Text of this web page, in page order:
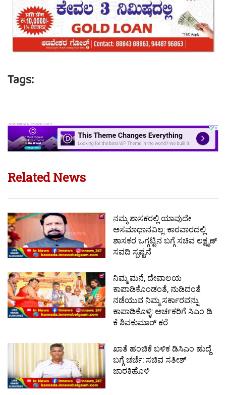
Tags:
Related News
ನಮ್ಮ ಶಾಸಕರಲ್ಲಿ ಯಾವುದೇ
ಅಸಮಾಧಾನವಿಲ್ಲ: ಕಾರವಾರದಲ್ಲಿ
ಶಾಸಕರ ಒಗ್ಗಟ್ಟಿನ ಬಗ್ಗೆ ಸಚಿವ ಲಕ್ಷ್ಮಣ್
ಸವದಿ ಸ್ಪಷ್ಟನೆ
ನಿಮ್ಮ ಮನೆ, ದೇವಾಲಯ
ಕಾಪಾಡಿಕೊಂಡಂತೆ, ನುಡಿದಂತೆ
ನಡೆಯುವ ನಿಮ್ಮ ಸರ್ಕಾರವನ್ನು
ಕಾಪಾಡಿಕೊಳ್ಳಿ: ಅರ್ಚಕರಿಗೆ ಸಿಎಂ ಡಿ
ಕೆ ಶಿವಕುಮಾರ್ ಕರೆ
ಖಾತೆ ಹಂಚಿಕೆ ಬಳಿಕ ಡಿಸಿಎಂ ಹುದ್ದೆ
ಬಗ್ಗೆ ಚರ್ಚೆ: ಸಚಿವ ಸತೀಶ್
ಜಾರಕಿಹೊಳಿ